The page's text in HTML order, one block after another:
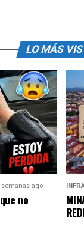
LO MÁS
semanas ago
no